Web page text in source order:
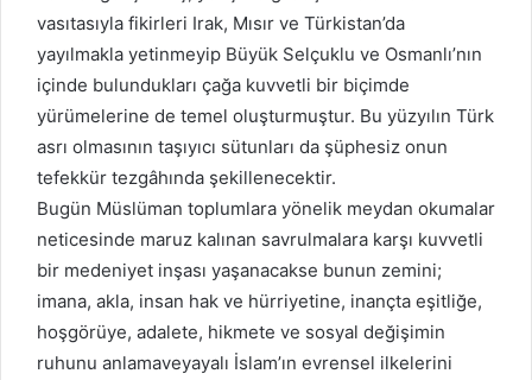
vasıtasıyla fikirleri Irak, Mısır ve Türkistan’da
yayılmakla yetinmeyip Büyük Selçuklu ve Osmanlı’nın
içinde bulundukları çağa kuvvetli bir biçimde
yürümelerine de temel oluşturmuştur. Bu yüzyılın Türk
asrı olmasının taşıyıcı sütunları da şüphesiz onun
tefekkür tezgâhında şekillenecektir.
Bugün Müslüman toplumlara yönelik meydan okumalar
neticesinde maruz kalınan savrulmalara karşı kuvvetli
bir medeniyet inşası yaşanacakse bunun zemini;
imana, akla, insan hak ve hürriyetine, inançta eşitliğe,
hoşgörüye, adalete, hikmete ve sosyal değişimin
ruhunu anlamaveyayalı İslam’ın evrensel ilkelerini